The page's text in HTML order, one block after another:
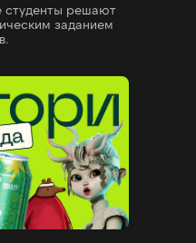
студенты решают
заданием